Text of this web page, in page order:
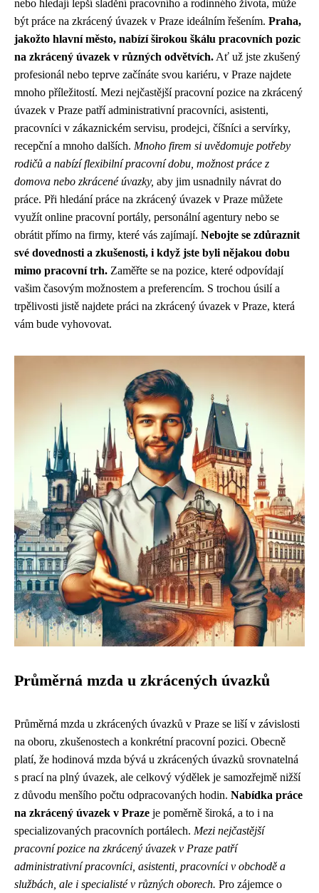
nebo hledají lepší sladění pracovního a rodinného života, může
být práce na zkrácený úvazek v Praze ideálním řešením. Praha,
jakožto hlavní město, nabízí širokou škálu pracovních pozic
na zkrácený úvazek v různých odvětvích. Ať už jste zkušený
profesionál nebo teprve začínáte svou kariéru, v Praze najdete
mnoho příležitostí. Mezi nejčastější pracovní pozice na zkrácený
úvazek v Praze patří administrativní pracovníci, asistenti,
pracovníci v zákaznickém servisu, prodejci, číšníci a servírky,
recepční a mnoho dalších. Mnoho firem si uvědomuje potřeby
rodičů a nabízí flexibilní pracovní dobu, možnost práce z
domova nebo zkrácené úvazky, aby jim usnadnily návrat do
práce. Při hledání práce na zkrácený úvazek v Praze můžete
využít online pracovní portály, personální agentury nebo se
obrátit přímo na firmy, které vás zajímají. Nebojte se zdůraznit
své dovednosti a zkušenosti, i když jste byli nějakou dobu
mimo pracovní trh. Zaměřte se na pozice, které odpovídají
vašim časovým možnostem a preferencím. S trochou úsilí a
trpělivosti jistě najdete práci na zkrácený úvazek v Praze, která
vám bude vyhovovat.
Průměrná mzda u zkrácených úvazků
Průměrná mzda u zkrácených úvazků v Praze se liší v závislosti
na oboru, zkušenostech a konkrétní pracovní pozici. Obecně
platí, že hodinová mzda bývá u zkrácených úvazků srovnatelná
s prací na plný úvazek, ale celkový výdělek je samozřejmě nižší
z důvodu menšího počtu odpracovaných hodin. Nabídka práce
na zkrácený úvazek v Praze je poměrně široká, a to i na
specializovaných pracovních portálech. Mezi nejčastější
pracovní pozice na zkrácený úvazek v Praze patří
administrativní pracovníci, asistenti, pracovníci v obchodě a
službách, ale i specialisté v různých oborech. Pro zájemce o